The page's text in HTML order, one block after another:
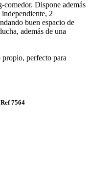
Dispone además
2
buen espacio de
además de una
perfecto para
7564